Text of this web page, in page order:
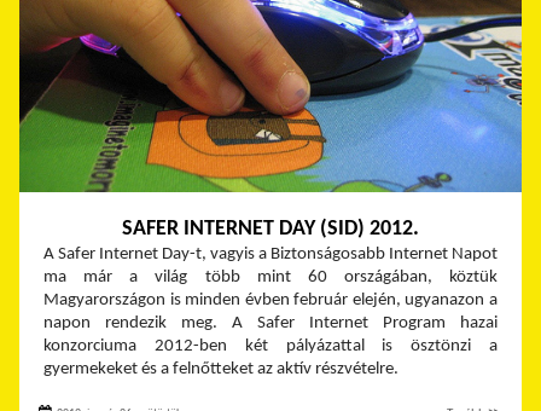
SAFER INTERNET DAY (SID) 2012.
A Safer Internet Day-t, vagyis a Biztonságosabb Internet Napot
ma már a világ több mint 60 országában, köztük
Magyarországon is minden évben február elején, ugyanazon a
napon rendezik meg. A Safer Internet Program hazai
konzorciuma 2012-ben két pályázattal is ösztönzi a
gyermekeket és a felnőtteket az aktív részvételre.